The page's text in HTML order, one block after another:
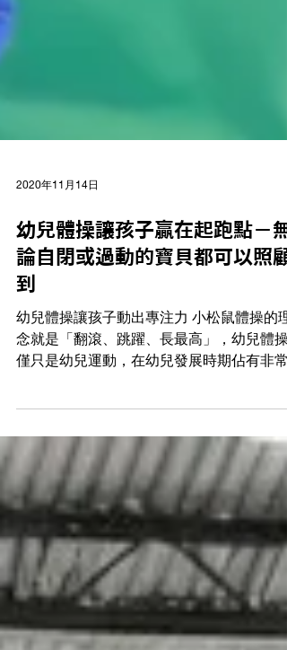
2020年11月14日
幼兒體操讓孩子贏在起跑點－無
論自閉或過動的寶貝都可以照顧
到
幼兒體操讓孩子動出專注力 小松鼠體操的理
念就是「翻滾、跳躍、長最高」，幼兒體操
理、幼兒心理學，就是為了要讓孩子在好的
養環境下成長。 幼兒體操好處就是能用更趣
味的方式，來陪伴孩子長大。 ...